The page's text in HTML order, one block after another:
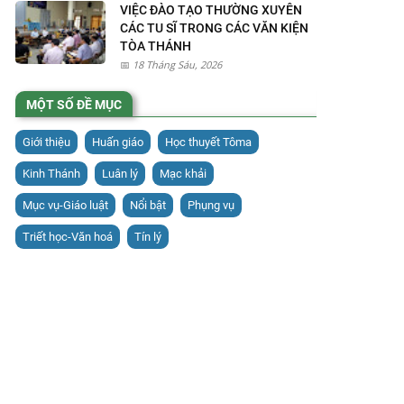
VIỆC ĐÀO TẠO THƯỜNG XUYÊN
CÁC TU SĨ TRONG CÁC VĂN KIỆN
TÒA THÁNH
18 Tháng Sáu, 2026
MỘT SỐ ĐỀ MỤC
Giới thiệu Huấn giáo Học thuyết Tôma
Kinh Thánh Luân lý Mạc khải
Mục vụ-Giáo luật Nổi bật Phụng vụ
Triết học-Văn hoá Tín lý